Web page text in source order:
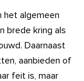
het algemeen
brede kring als
Daarnaast
aanbieden of
feit is, maar